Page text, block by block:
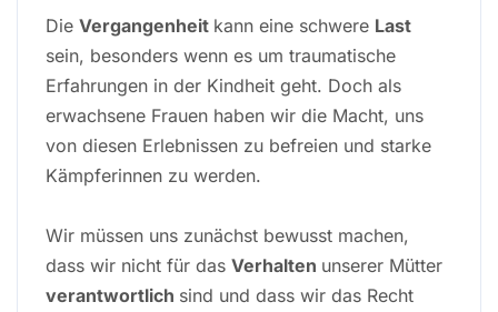
Die Vergangenheit kann eine schwere Last
sein, besonders wenn es um traumatische
Erfahrungen in der Kindheit geht. Doch als
erwachsene Frauen haben wir die Macht, uns
von diesen Erlebnissen zu befreien und starke
Kämpferinnen zu werden.
Wir müssen uns zunächst bewusst machen,
dass wir nicht für das Verhalten unserer Mütter
verantwortlich sind und dass wir das Recht